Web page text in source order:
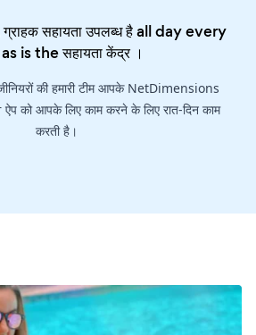
सहायता उपलब्ध है all day every
is theसहायता केंद्र।
की हमारी टीम आपके NetDimensions
को आपके लिए काम करने के लिए रात-दिन काम
करती है।